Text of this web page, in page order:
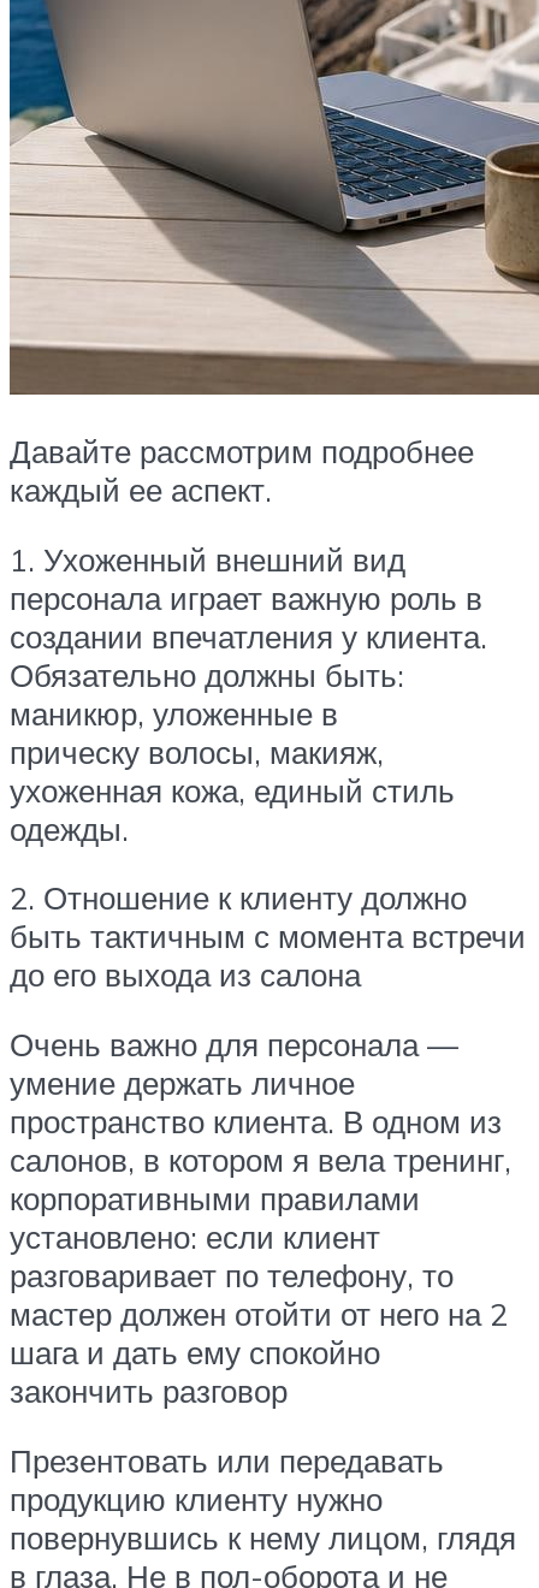
Давайте рассмотрим подробнее
каждый ее аспект.
1. Ухоженный внешний вид
персонала играет важную роль в
создании впечатления у клиента.
Обязательно должны быть:
маникюр, уложенные в
прическу волосы, макияж,
ухоженная кожа, единый стиль
одежды.
2. Отношение к клиенту должно
быть тактичным с момента встречи
до его выхода из салона
Очень важно для персонала —
умение держать личное
пространство клиента. В одном из
салонов, в котором я вела тренинг,
корпоративными правилами
установлено: если клиент
разговаривает по телефону, то
мастер должен отойти от него на 2
шага и дать ему спокойно
закончить разговор
Презентовать или передавать
продукцию клиенту нужно
повернувшись к нему лицом, глядя
в глаза. Не в пол-оборота и не